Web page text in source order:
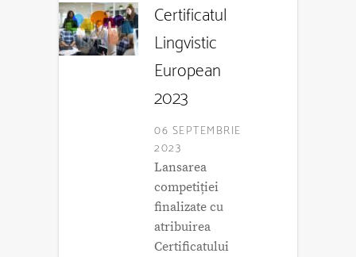
Certificatul
Lingvistic
European
2023
06 SEPTEMBRIE
2023
Lansarea
competiției
finalizate cu
atribuirea
Certificatului